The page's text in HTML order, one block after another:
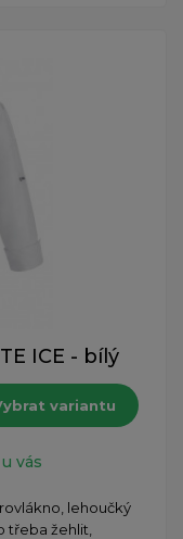
ICE - bílý
variantu
vás
lehoučký
třeba žehlit,